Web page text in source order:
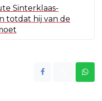
Sinterklaas-
totdat hij van de